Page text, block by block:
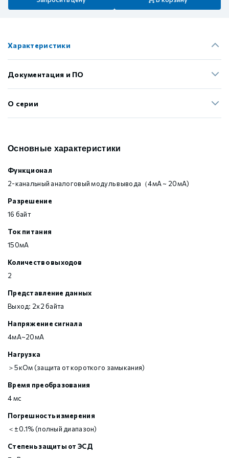
Характеристики
Документация и ПО
О серии
Основные характеристики
Функционал
2-канальный аналоговый модуль вывода（4мА ~ 20мА)
Разрешение
16 байт
Ток питания
150мА
Количество выходов
2
Представление данных
Выход: 2х2 байта
Напряжение сигнала
4мА~20мА
Нагрузка
＞5кОм (защита от короткого замыкания)
Время преобразования
4 мс
Погрешность измерения
＜±0.1% (полный диапазон)
Степень защиты от ЭСД